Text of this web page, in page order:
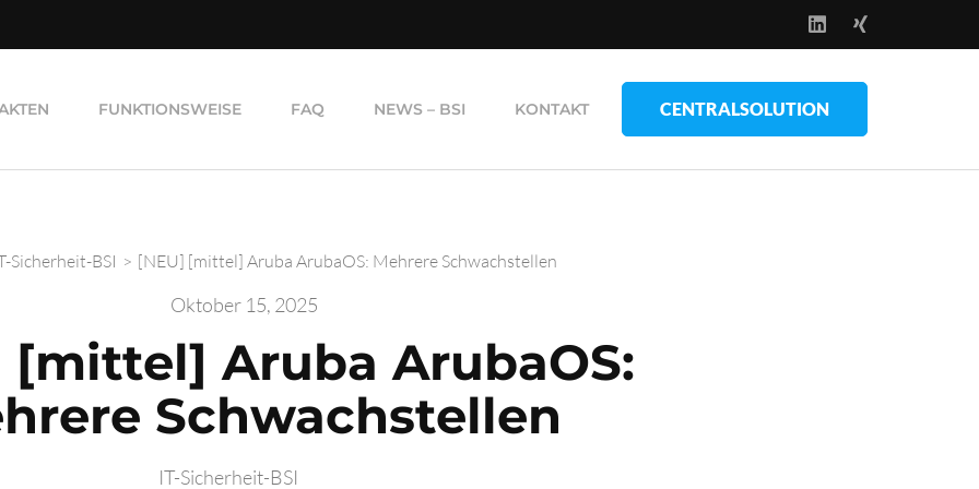
FUNKTIONSWEISE FAQ NEWS – BSI KONTAKT CENTRALSOLUTION
Sicherheit-BSI > [NEU] [mittel] Aruba ArubaOS: Mehrere Schwachstellen
Oktober 15, 2025
[mittel] Aruba ArubaOS:
Schwachstellen
IT-Sicherheit-BSI